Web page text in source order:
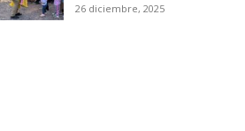
26 diciembre, 2025